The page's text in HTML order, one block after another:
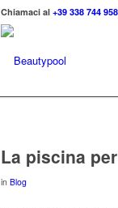
Chiamaci al +39 338 744
La piscina
in Blog